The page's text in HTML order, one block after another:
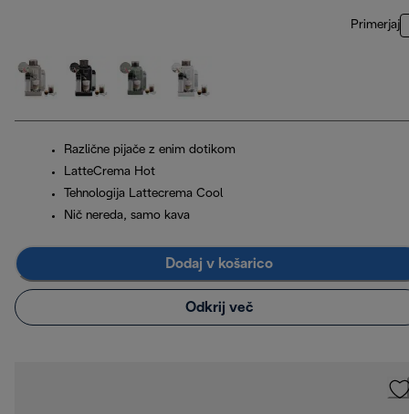
Primerjaj
Različne pijače z enim dotikom
LatteCrema Hot
Tehnologija Lattecrema Cool
Nič nereda, samo kava
Dodaj v košarico
Odkrij več